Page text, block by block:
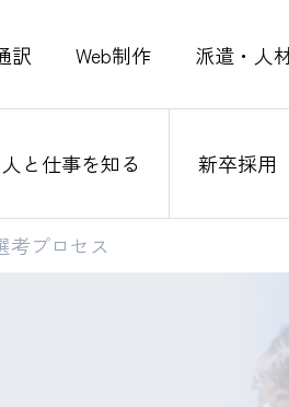
訳 Web制作 派遣・人
人と仕事を知る 新卒採用
考プロセス